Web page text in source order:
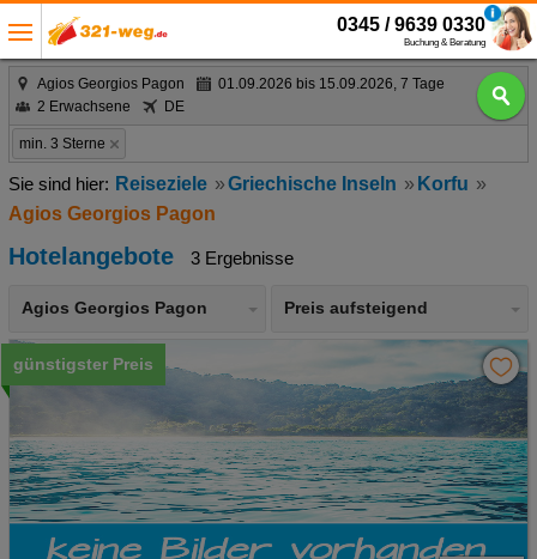
0345 / 9639 0330
Buchung & Beratung
Agios Georgios Pagon
01.09.2026 bis 15.09.2026, 7 Tage
2 Erwachsene
DE
min. 3 Sterne
Reiseziele Griechische Inseln
Korfu
Agios Georgios Pagon
Hotelangebote 3 Ergebnisse
Agios Georgios Pagon Preis aufsteigend
günstigster Preis